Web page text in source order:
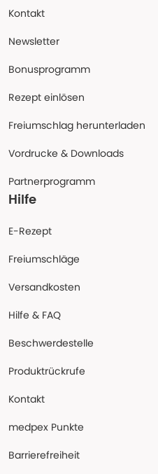
Kontakt
Newsletter
Bonusprogramm
Rezept einlösen
Freiumschlag herunterladen
Vordrucke & Downloads
Partnerprogramm
Hilfe
E-Rezept
Freiumschläge
Versandkosten
Hilfe & FAQ
Beschwerdestelle
Produktrückrufe
Kontakt
medpex Punkte
Barrierefreiheit